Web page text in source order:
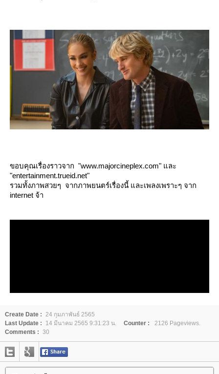
ขอบคุณเรื่องราวจาก "www.majorcineplex.com" และ
"entertainment.trueid.net"
รวมทั้งภาพสวยๆ จากภาพยนตร์เรื่องนี้ และเพลงเพราะๆ จาก
internet จ้า
Create Date : 24 กุมภาพันธ์ 2565
Last Update :
14 มีนาคม 2565 9:31:23 น. Counter :
2126 Pageviews.
Comments : 30